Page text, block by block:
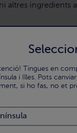
altres ingredients
exemple,
hi sucre, canyella
de carrer ,
l'esmorzar
Avui
Tingues en
i Illes. Pots
si ho fas, no et